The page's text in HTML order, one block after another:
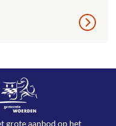
grote aanbod op het